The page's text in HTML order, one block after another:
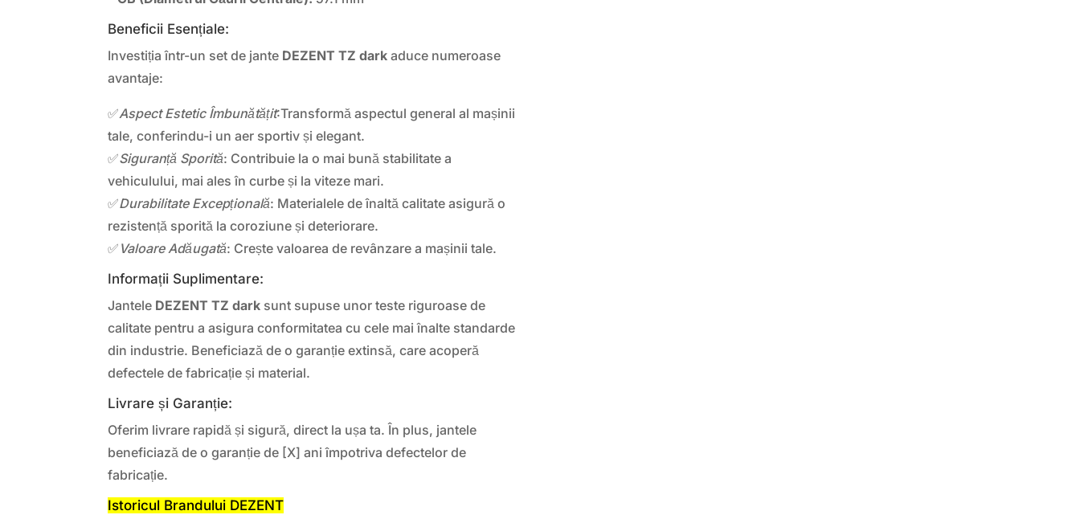
Beneficii Esențiale:
Investiția într-un set de jante DEZENT TZ dark aduce numeroase
avantaje:
✅Aspect Estetic Îmbunătățit:Transformă aspectul general al mașinii
tale, conferindu-i un aer sportiv și elegant.
✅Siguranță Sporită: Contribuie la o mai bună stabilitate a
vehiculului, mai ales în curbe și la viteze mari.
✅Durabilitate Excepțională: Materialele de înaltă calitate asigură o
rezistență sporită la coroziune și deteriorare.
✅ Valoare Adăugată: Crește valoarea de revânzare a mașinii tale.
Informații Suplimentare:
Jantele DEZENT TZ dark sunt supuse unor teste riguroase de
calitate pentru a asigura conformitatea cu cele mai înalte standarde
din industrie. Beneficiază de o garanție extinsă, care acoperă
defectele de fabricație și material.
Livrare și Garanție:
Oferim livrare rapidă și sigură, direct la ușa ta. În plus, jantele
beneficiază de o garanție de [X] ani împotriva defectelor de
fabricație.
Istoricul Brandului DEZENT